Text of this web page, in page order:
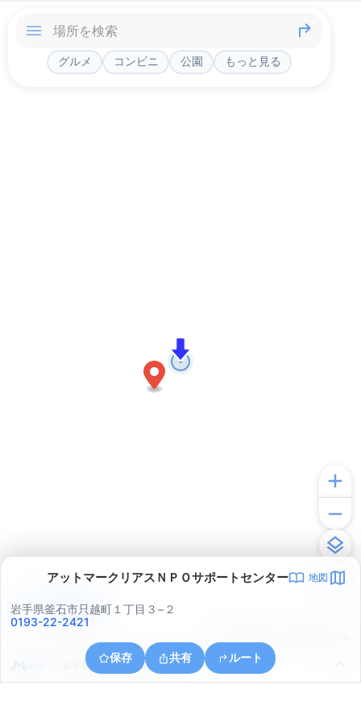
グルメ コンビニ 公園 もっと見る
アットマークリアスＮＰＯサポートセンター 地図
岩手県釜石市只越町１丁目３−２
0193-22-2421
保存 共有 ルート
岩手県釜石市釜石第２地割
アプリで見る